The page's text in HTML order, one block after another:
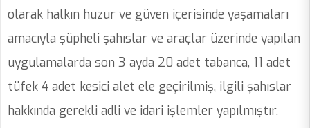
olarak halkın huzur ve güven içerisinde yaşamaları
amacıyla şüpheli şahıslar ve araçlar üzerinde yapılan
uygulamalarda son 3 ayda 20 adet tabanca, 11 adet
tüfek 4 adet kesici alet ele geçirilmiş, ilgili şahıslar
hakkında gerekli adli ve idari işlemler yapılmıştır.